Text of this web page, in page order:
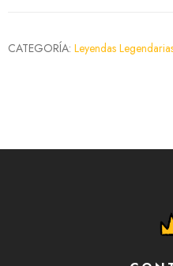
CATEGORÍA: Leyendas